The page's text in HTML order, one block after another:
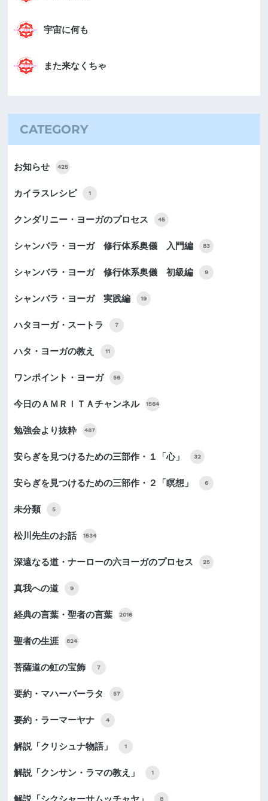
宇宙に何も
また来なくちゃ
CATEGORY
お知らせ 425
カイラスレシピ 1
クンダリニー・ヨーガのプロセス 45
シャンバラ・ヨーガ 修行体系奥儀 入門編 83
シャンバラ・ヨーガ 修行体系奥儀 初級編 9
シャンバラ・ヨーガ 実践編 19
ハタヨーガ・スートラ 7
ハタ・ヨーガの教え 11
ワンポイント・ヨーガ 56
今日のＡＭＲＩＴＡチャンネル 1564
勉強会より抜粋 487
安らぎを見つけるための三部作・１「心」 32
安らぎを見つけるための三部作・２「瞑想」 6
未分類 5
松川先生のお話 1534
深遠なる道・ナーローの六ヨーガのプロセス 25
真我への道 9
経典の言葉・聖者の言葉 2016
聖者の生涯 824
菩薩道の虹の宝飾 7
要約・マハーバーラタ 57
要約・ラーマーヤナ 4
解説「クリシュナ物語」 1
解説「クンサン・ラマの教え」 1
8